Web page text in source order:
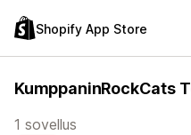
Shopify App Store
KumppaninRockCats
1 sovellus